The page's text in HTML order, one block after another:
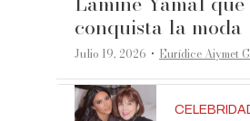
conquista la moda
Julio 19, 2026 ·Eurídice Aiymet